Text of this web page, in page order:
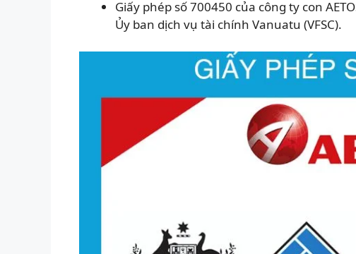
Giấy phép số 700450 của công ty con
Ủy ban dịch vụ tài chính Vanuatu (VFSC).